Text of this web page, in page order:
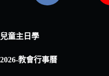
兒童主日學
2026-教會行事曆